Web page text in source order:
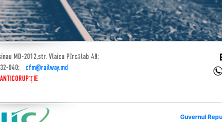
MD-2012,str. Vlaicu Pîrcălab 48;
040; cfm@railway.md
ANTICORUPȚIE
Guvernul